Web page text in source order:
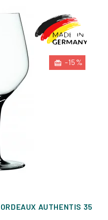
-15%
AUTHENTIS 35